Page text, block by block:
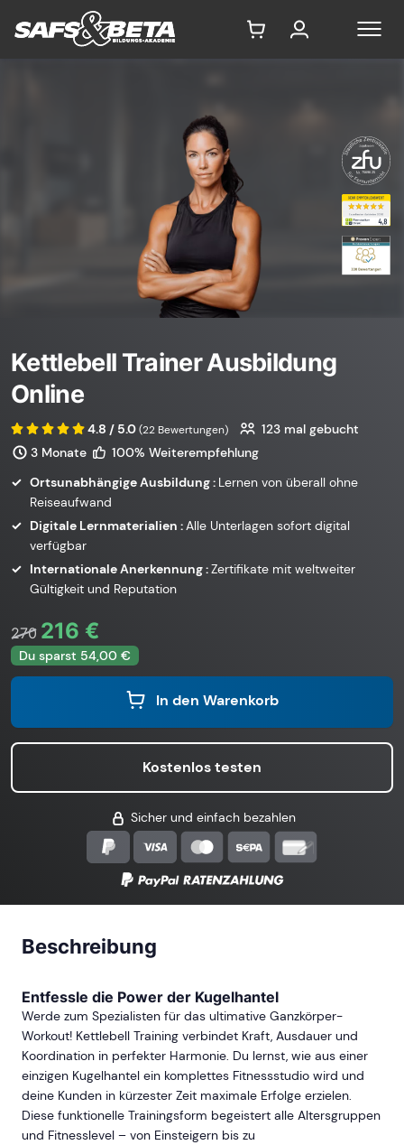
Kettlebell Trainer Ausbildung
Online
4.8 / 5.0(22 Bewertungen) 123mal gebucht
3 Monate
100% Weiterempfehlung
Ortsunabhängige Ausbildung : Lernen von überall ohne
Reiseaufwand
Digitale Lernmaterialien : Alle Unterlagen sofort digital
verfügbar
Internationale Anerkennung :Zertifikate mit weltweiter
Gültigkeit und Reputation
270 216 €
Du sparst 54,00 €
In den Warenkorb
Kostenlos testen
Sicher und einfach bezahlen
7569625
Beschreibung
Entfessle die Power der Kugelhantel
Werde zum Spezialisten für das ultimative Ganzkörper-
Workout! Kettlebell Training verbindet Kraft, Ausdauer und
Koordination in perfekter Harmonie. Du lernst, wie aus einer
einzigen Kugelhantel ein komplettes Fitnessstudio wird und
deine Kunden in kürzester Zeit maximale Erfolge erzielen.
Diese funktionelle Trainingsform begeistert alle Altersgruppen
und Fitnesslevel – von Einsteigern bis zu